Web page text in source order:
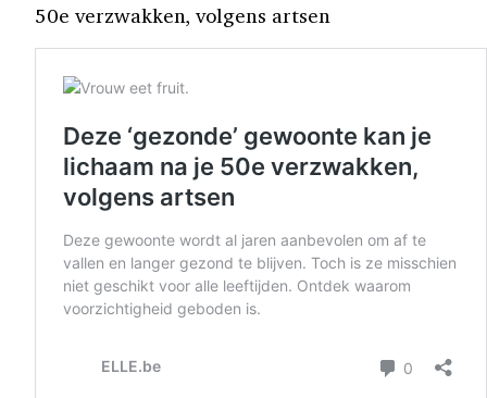
50e verzwakken, volgens artsen